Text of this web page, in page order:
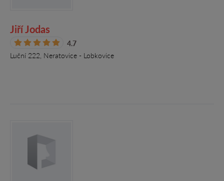
Jiří Jodas
4.7
Luční 222, Neratovice - Lobkovice